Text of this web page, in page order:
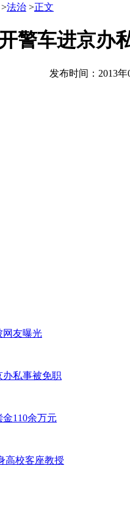
>法治 >正文
警车进京办
发布时间：2013年
网友曝光
私事被免职
110余万元
高校客座教授